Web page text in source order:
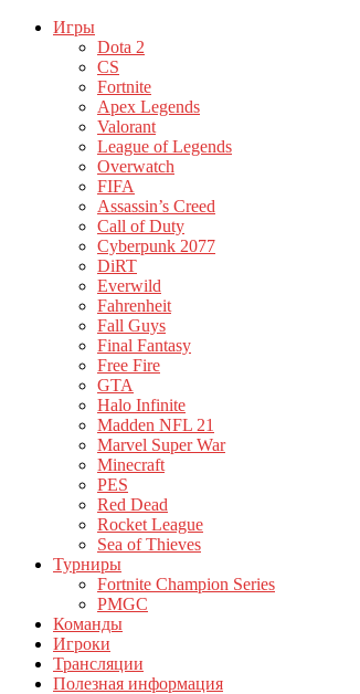
Игры
Dota 2
CS
Fortnite
Apex Legends
Valorant
League of Legends
Overwatch
FIFA
Assassin’s Creed
Call of Duty
Cyberpunk 2077
DiRT
Everwild
Fahrenheit
Fall Guys
Final Fantasy
Free Fire
GTA
Halo Infinite
Madden NFL 21
Marvel Super War
Minecraft
PES
Red Dead
Rocket League
Sea of Thieves
Турниры
Fortnite Champion Series
PMGC
Команды
Игроки
Трансляции
Полезная информация